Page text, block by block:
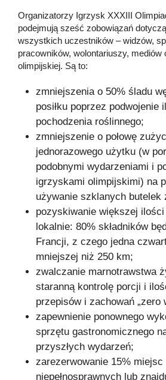
Organizatorzy Igrzysk XXXIII
podejmują sześć zobowiązań
wszystkich uczestników – widzów,
pracowników, wolontariuszy, mediów
olimpijskiej. Są to:
zmniejszenia o 50% śladu
posiłku poprzez podwojenie
pochodzenia roślinnego;
zmniejszenie o połowę
jednorazowego użytku (w
podobnymi wydarzeniami i
igrzyskami olimpijskimi) na
używanie szklanych butelek
pozyskiwanie większej
lokalnie: 80% składników
Francji, z czego jedna
mniejszej niż 250 km;
zwalczanie marnotrawstwa
staranną kontrolę porcji i
przepisów i zachowań „zero
zapewnienie ponownego
sprzętu gastronomicznego
przyszłych wydarzeń;
zarezerwowanie 15%
niepełnosprawnych lub